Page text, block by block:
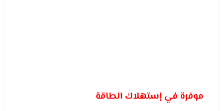
موفرة في إستهلاك الطاقة